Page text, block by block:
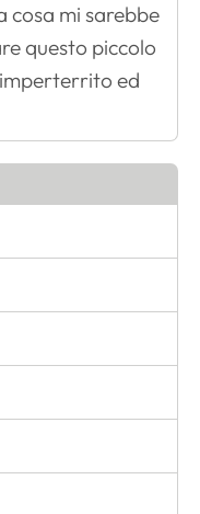
cosa mi sarebbe
questo piccolo
ed